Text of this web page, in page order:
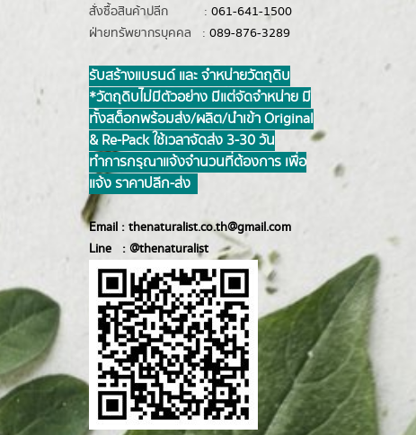
สั่งซื้อสินค้าปลีก : 061-641-1500
ฝ่ายทรัพยากรบุคคล : 089-876-3289
รับสร้างแบรนด์ และ จำหน่ายวัตถุดิบ
*วัตถุดิบไม่มีตัวอย่าง มีแต่จัดจำหน่าย มี
ทั้งสต็อกพร้อมส่ง/ผลิต/นำเข้า Original
& Re-Pack ใช้เวลาจัดส่ง 3-30 วัน
ทำการ กรุณาแจ้งจำนวนที่ต้องการ เพื่อ
แจ้ง ราคาปลีก-ส่ง
Email : thenaturalist.co.th@gmail.com
Line : @thenaturalist